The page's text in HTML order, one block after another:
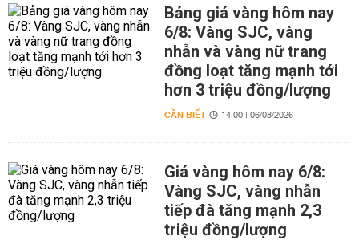
Bảng giá vàng hôm nay
6/8: Vàng SJC, vàng
nhẫn và vàng nữ trang
đồng loạt tăng mạnh tới
hơn 3 triệu đồng/lượng
CẦN BIẾT 14:00 | 06/08/2026
Giá vàng hôm nay 6/8:
Vàng SJC, vàng nhẫn
tiếp đà tăng mạnh 2,3
triệu đồng/lượng